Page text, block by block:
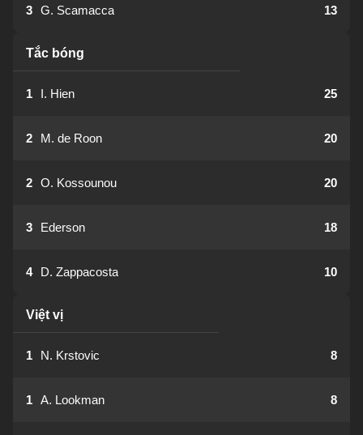
3 G. Scamacca 13
Tắc bóng
1 I. Hien 25
2 M. de Roon 20
2 O. Kossounou 20
3 Ederson 18
4 D. Zappacosta 10
Việt vị
1 N. Krstovic 8
1 A. Lookman 8